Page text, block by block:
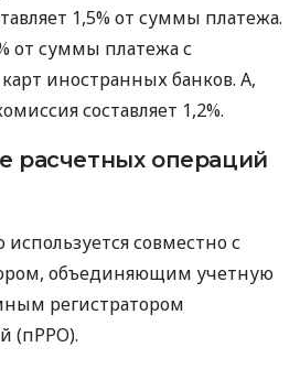
1,5% от суммы платежа.
от суммы платежа с
иностранных банков. А,
составляет 1,2%.
расчетных операций
используется совместно с
объединяющим учетную
регистратором
(пРРО).